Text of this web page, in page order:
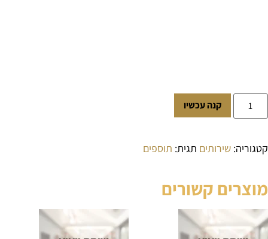
קנה עכשיו
קטגוריה: שירותים תגית: תוספים
מוצרים קשורים